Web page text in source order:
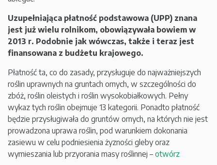
Uzupełniająca płatność podstawowa (UPP) znana
jest już wielu rolnikom, obowiązywała bowiem w
2013 r. Podobnie jak wówczas, także i teraz jest
finansowana z budżetu krajowego.
Płatność ta, co do zasady, przysługuje do najważniejszych
roślin uprawnych na gruntach ornych, w szczególności do
zbóż, roślin oleistych i roślin wysokobiałkowych. Pełny
wykaz tych roślin obejmuje 13 kategorii. Ponadto płatność
będzie przysługiwała do gruntów ornych, na których nie jest
prowadzona uprawa roślin, pod warunkiem dokonania
zasiewu w celu podniesienia żyzności gleby oraz
wymieszania lub przyorania masy roślinnej – otwórz